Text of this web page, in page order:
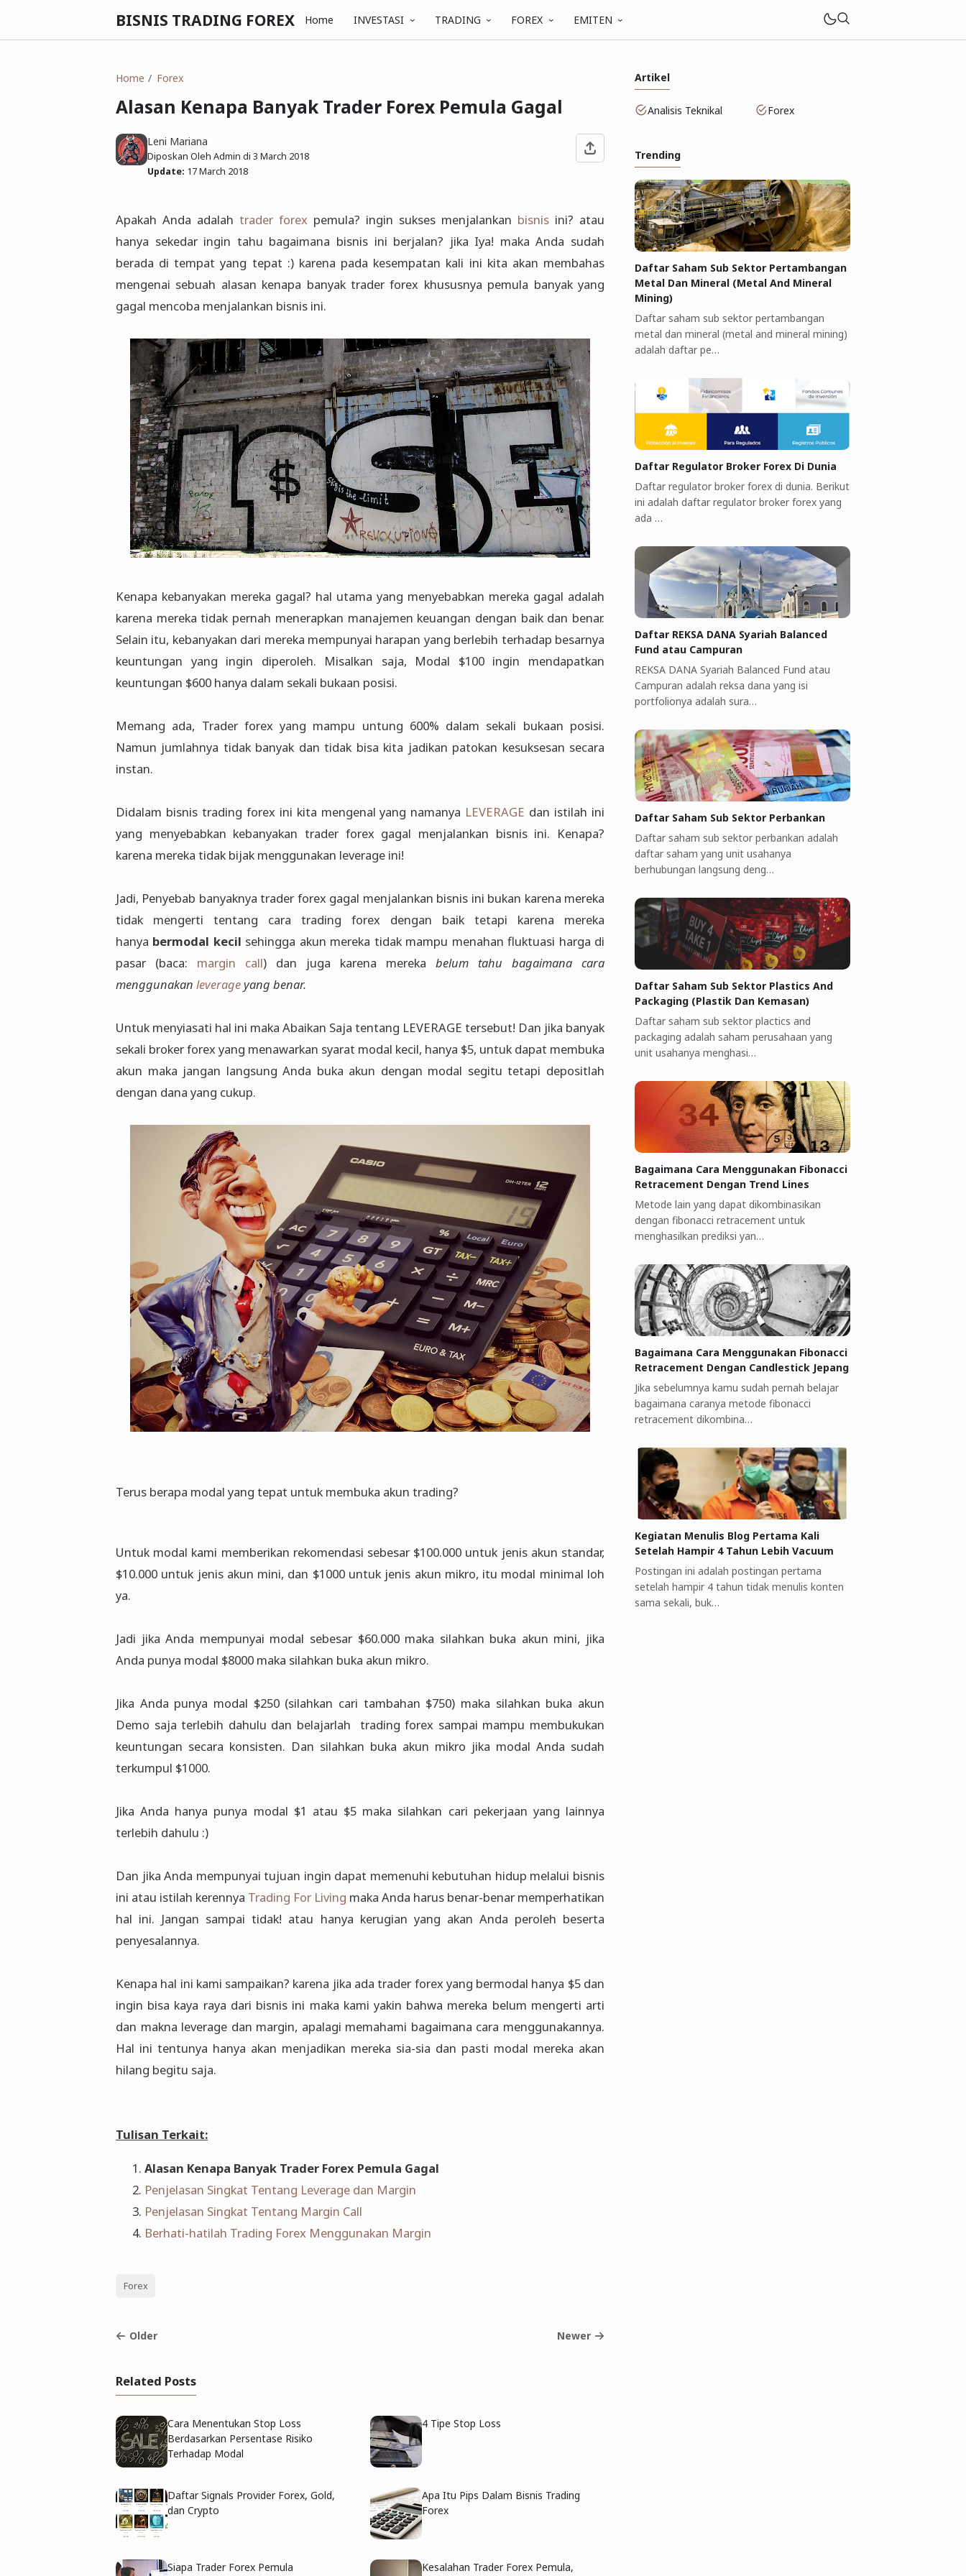
BISNIS TRADING FOREX Home INVESTASI TRADING FOREX EMITEN
Home Forex
Alasan Kenapa Banyak Trader Forex Pemula Gagal
Leni Mariana
Diposkan Oleh Admin di 3 March 2018
Update: 17 March 2018
Apakah Anda adalah trader forex pemula? ingin sukses menjalankan bisnis ini? atau
hanya sekedar ingin tahu bagaimana bisnis ini berjalan? jika Iya! maka Anda sudah
berada di tempat yang tepat :) karena pada kesempatan kali ini kita akan membahas
mengenai sebuah alasan kenapa banyak trader forex khususnya pemula banyak yang
gagal mencoba menjalankan bisnis ini.
Kenapa kebanyakan mereka gagal? hal utama yang menyebabkan mereka gagal adalah
karena mereka tidak pernah menerapkan manajemen keuangan dengan baik dan benar.
Selain itu, kebanyakan dari mereka mempunyai harapan yang berlebih terhadap besarnya
keuntungan yang ingin diperoleh. Misalkan saja, Modal $100 ingin mendapatkan
keuntungan $600 hanya dalam sekali bukaan posisi.
Memang ada, Trader forex yang mampu untung 600% dalam sekali bukaan posisi.
Namun jumlahnya tidak banyak dan tidak bisa kita jadikan patokan kesuksesan secara
instan.
Didalam bisnis trading forex ini kita mengenal yang namanya LEVERAGE dan istilah ini
yang menyebabkan kebanyakan trader forex gagal menjalankan bisnis ini. Kenapa?
karena mereka tidak bijak menggunakan leverage ini!
Jadi, Penyebab banyaknya trader forex gagal menjalankan bisnis ini bukan karena mereka
tidak mengerti tentang cara trading forex dengan baik tetapi karena mereka
hanya bermodal kecil sehingga akun mereka tidak mampu menahan fluktuasi harga di
pasar (baca: margin call) dan juga karena mereka belum tahu bagaimana cara
menggunakan leverageyang benar.
Untuk menyiasati hal ini maka Abaikan Saja tentang LEVERAGE tersebut! Dan jika banyak
sekali broker forex yang menawarkan syarat modal kecil, hanya $5, untuk dapat membuka
akun maka jangan langsung Anda buka akun dengan modal segitu tetapi depositlah
dengan dana yang cukup.
Terus berapa modal yang tepat untuk membuka akun trading?
Untuk modal kami memberikan rekomendasi sebesar $100.000 untuk jenis akun standar,
$10.000 untuk jenis akun mini, dan $1000 untuk jenis akun mikro, itu modal minimal loh
ya.
Jadi jika Anda mempunyai modal sebesar $60.000 maka silahkan buka akun mini, jika
Anda punya modal $8000 maka silahkan buka akun mikro.
Jika Anda punya modal $250 (silahkan cari tambahan $750) maka silahkan buka akun
Demo saja terlebih dahulu dan belajarlah trading forex sampai mampu membukukan
keuntungan secara konsisten. Dan silahkan buka akun mikro jika modal Anda sudah
terkumpul $1000.
Jika Anda hanya punya modal $1 atau $5 maka silahkan cari pekerjaan yang lainnya
terlebih dahulu :)
Dan jika Anda mempunyai tujuan ingin dapat memenuhi kebutuhan hidup melalui bisnis
ini atau istilah kerennya Trading For Living maka Anda harus benar-benar memperhatikan
hal ini. Jangan sampai tidak! atau hanya kerugian yang akan Anda peroleh beserta
penyesalannya.
Kenapa hal ini kami sampaikan? karena jika ada trader forex yang bermodal hanya $5 dan
ingin bisa kaya raya dari bisnis ini maka kami yakin bahwa mereka belum mengerti arti
dan makna leverage dan margin, apalagi memahami bagaimana cara menggunakannya.
Hal ini tentunya hanya akan menjadikan mereka sia-sia dan pasti modal mereka akan
hilang begitu saja.
Tulisan Terkait:
Alasan Kenapa Banyak Trader Forex Pemula Gagal
Penjelasan Singkat Tentang Leverage dan Margin
Penjelasan Singkat Tentang Margin Call
Berhati-hatilah Trading Forex Menggunakan Margin
Forex
Older Newer
Related Posts
Cara Menentukan Stop Loss
Berdasarkan Persentase Risiko
Terhadap Modal
4 Tipe Stop Loss
Daftar Signals Provider Forex, Gold,
dan Crypto
Apa Itu Pips Dalam Bisnis Trading
Forex
Siapa Trader Forex Pemula
Kesalahan Trader Forex Pemula,
Artikel
Analisis Teknikal Forex
Trending
Daftar Saham Sub Sektor Pertambangan
Metal Dan Mineral (Metal And Mineral
Mining)
Daftar saham sub sektor pertambangan
metal dan mineral (metal and mineral mining)
adalah daftar pe…
Daftar Regulator Broker Forex Di Dunia
Daftar regulator broker forex di dunia. Berikut
ini adalah daftar regulator broker forex yang
ada …
Daftar REKSA DANA Syariah Balanced
Fund atau Campuran
REKSA DANA Syariah Balanced Fund atau
Campuran adalah reksa dana yang isi
portfolionya adalah sura…
Daftar Saham Sub Sektor Perbankan
Daftar saham sub sektor perbankan adalah
daftar saham yang unit usahanya
berhubungan langsung deng…
Daftar Saham Sub Sektor Plastics And
Packaging (Plastik Dan Kemasan)
Daftar saham sub sektor plactics and
packaging adalah saham perusahaan yang
unit usahanya menghasi…
Bagaimana Cara Menggunakan Fibonacci
Retracement Dengan Trend Lines
Metode lain yang dapat dikombinasikan
dengan fibonacci retracement untuk
menghasilkan prediksi yan…
Bagaimana Cara Menggunakan Fibonacci
Retracement Dengan Candlestick Jepang
Jika sebelumnya kamu sudah pernah belajar
bagaimana caranya metode fibonacci
retracement dikombina…
Kegiatan Menulis Blog Pertama Kali
Setelah Hampir 4 Tahun Lebih Vacuum
Postingan ini adalah postingan pertama
setelah hampir 4 tahun tidak menulis konten
sama sekali, buk…